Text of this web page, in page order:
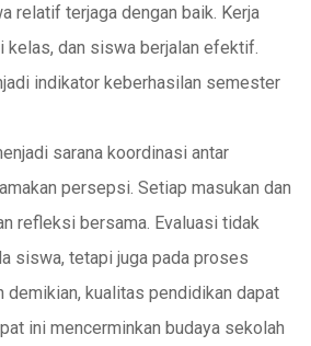
relatif terjaga dengan baik. Kerja
kelas, dan siswa berjalan efektif.
indikator keberhasilan semester
sarana koordinasi antar
persepsi. Setiap masukan dan
refleksi bersama. Evaluasi tidak
siswa, tetapi juga pada proses
demikian, kualitas pendidikan dapat
ini mencerminkan budaya sekolah